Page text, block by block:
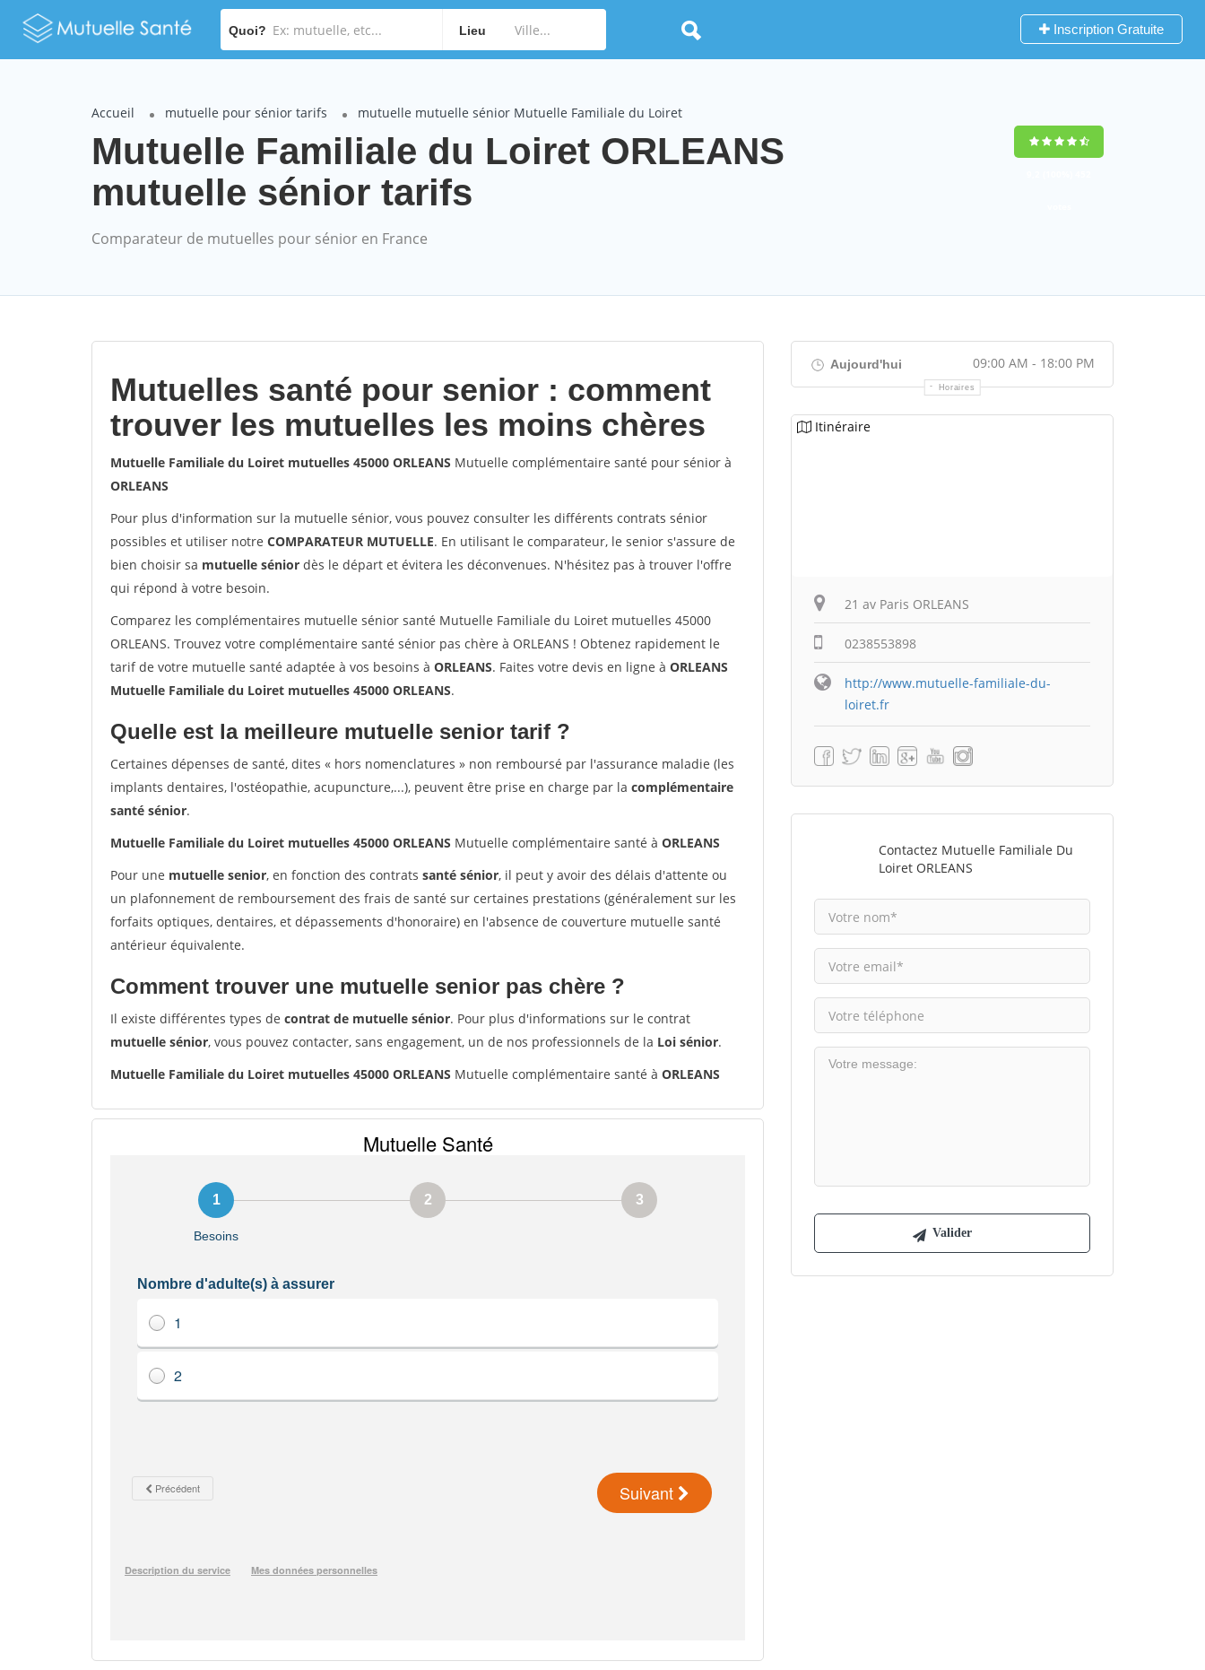
Quoi? Lieu Inscription Gratuite
Accueil mutuelle pour sénior tarifs mutuelle mutuelle sénior Mutuelle Familiale du Loiret
Mutuelle Familiale du Loiret ORLEANS
mutuelle sénior tarifs
Comparateur de mutuelles pour sénior en France
Mutuelles santé pour senior : comment
trouver les mutuelles les moins chères
Mutuelle Familiale du Loiret mutuelles 45000 ORLEANS Mutuelle complémentaire santé pour sénior à
ORLEANS
Pour plus d'information sur la mutuelle sénior, vous pouvez consulter les différents contrats sénior
possibles et utiliser notre COMPARATEUR MUTUELLE. En utilisant le comparateur, le senior s'assure de
bien choisir sa mutuelle sénior dès le départ et évitera les déconvenues. N'hésitez pas à trouver l'offre
qui répond à votre besoin.
Comparez les complémentaires mutuelle sénior santé Mutuelle Familiale du Loiret mutuelles 45000
ORLEANS. Trouvez votre complémentaire santé sénior pas chère à ORLEANS ! Obtenez rapidement le
tarif de votre mutuelle santé adaptée à vos besoins à ORLEANS. Faites votre devis en ligne à ORLEANS
Mutuelle Familiale du Loiret mutuelles 45000 ORLEANS.
Quelle est la meilleure mutuelle senior tarif ?
Certaines dépenses de santé, dites « hors nomenclatures » non remboursé par l'assurance maladie (les
implants dentaires, l'ostéopathie, acupuncture,...), peuvent être prise en charge par la complémentaire
santé sénior.
Mutuelle Familiale du Loiret mutuelles 45000 ORLEANS Mutuelle complémentaire santé à ORLEANS
Pour une mutuelle senior, en fonction des contrats santé sénior, il peut y avoir des délais d'attente ou
un plafonnement de remboursement des frais de santé sur certaines prestations (généralement sur les
forfaits optiques, dentaires, et dépassements d'honoraire) en l'absence de couverture mutuelle santé
antérieur équivalente.
Comment trouver une mutuelle senior pas chère ?
Il existe différentes types de contrat de mutuelle sénior. Pour plus d'informations sur le contrat
mutuelle sénior, vous pouvez contacter, sans engagement, un de nos professionnels de la Loi sénior.
Mutuelle Familiale du Loiret mutuelles 45000 ORLEANS Mutuelle complémentaire santé à ORLEANS
Aujourd'hui 09:00 AM - 18:00 PM
Horaires
Itinéraire
21 av Paris ORLEANS
0238553898
http://www.mutuelle-familiale-du-
loiret.fr
Contactez Mutuelle Familiale Du
Loiret ORLEANS